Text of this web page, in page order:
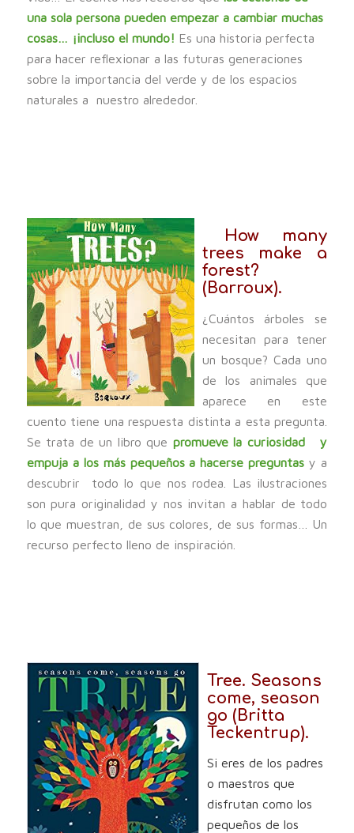
una sola persona pueden empezar a cambiar muchas
cosas… ¡incluso el mundo! Es una historia perfecta
para hacer reflexionar a las futuras generaciones
sobre la importancia del verde y de los espacios
naturales a nuestro alrededor.
How many
trees make a
forest?
(Barroux).
¿Cuántos árboles se
necesitan para tener
un bosque? Cada uno
de los animales que
aparece en este
cuento tiene una respuesta distinta a esta pregunta.
Se trata de un libro que promueve la curiosidad y
empuja a los más pequeños a hacerse preguntas y a
descubrir todo lo que nos rodea. Las ilustraciones
son pura originalidad y nos invitan a hablar de todo
lo que muestran, de sus colores, de sus formas… Un
recurso perfecto lleno de inspiración.
Tree. Seasons
come, season
go (Britta
Teckentrup).
Si eres de los padres
o maestros que
disfrutan como los
pequeños de los